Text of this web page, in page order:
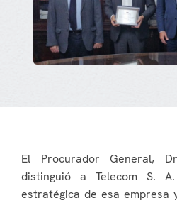
El Procurador General,
distinguió a Telecom S.
estratégica de esa empresa